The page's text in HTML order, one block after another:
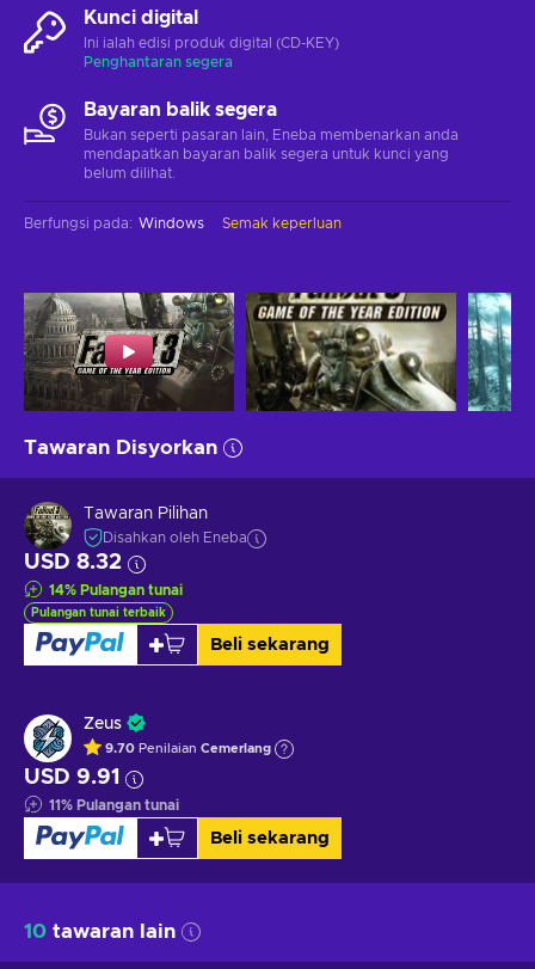
Kunci digital
Ini ialah edisi produk digital (CD-KEY)
Penghantaran segera
Bayaran balik segera
Bukan seperti pasaran lain, Eneba membenarkan anda
mendapatkan bayaran balik segera untuk kunci yang
belum dilihat.
Berfungsi pada: Windows Semak keperluan
Tawaran Disyorkan
Tawaran Pilihan
Disahkan oleh Eneba
USD 8.32
14% Pulangan tunai
Pulangan tunai terbaik
Beli sekarang
Zeus
9.70 Penilaian Cemerlang
USD 9.91
11% Pulangan tunai
Beli sekarang
10 tawaran lain